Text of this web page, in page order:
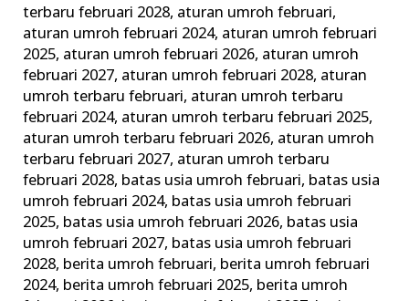
terbaru februari 2028, aturan umroh februari,
aturan umroh februari 2024, aturan umroh februari
2025, aturan umroh februari 2026, aturan umroh
februari 2027, aturan umroh februari 2028, aturan
umroh terbaru februari, aturan umroh terbaru
februari 2024, aturan umroh terbaru februari 2025,
aturan umroh terbaru februari 2026, aturan umroh
terbaru februari 2027, aturan umroh terbaru
februari 2028, batas usia umroh februari, batas usia
umroh februari 2024, batas usia umroh februari
2025, batas usia umroh februari 2026, batas usia
umroh februari 2027, batas usia umroh februari
2028, berita umroh februari, berita umroh februari
2024, berita umroh februari 2025, berita umroh